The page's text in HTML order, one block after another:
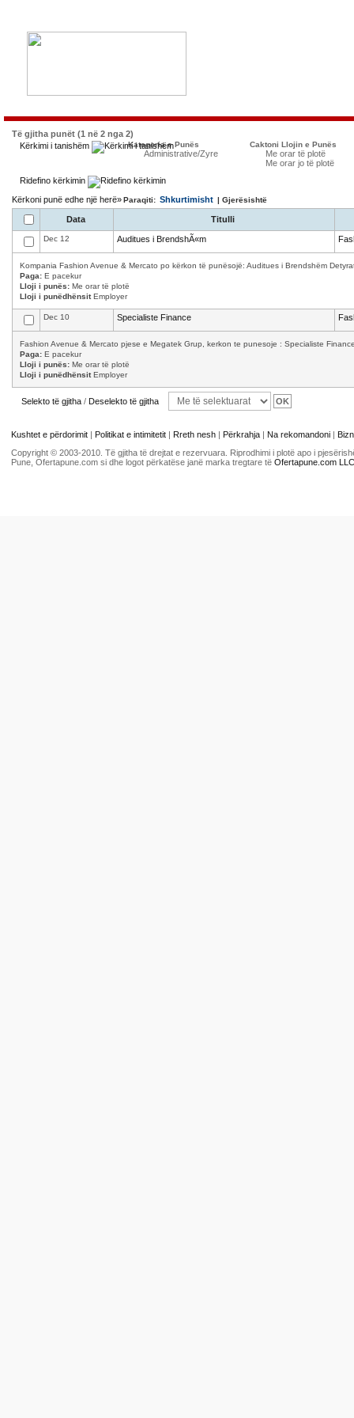
Të gjitha punët (1 në 2 nga 2)
Kërkimi i tanishëm
Kategoria e Punës
Administrative/Zyre
Caktoni Llojin e Punës
Me orar të plotë
Me orar jo të plotë
Ridefino kërkimin
Kërkoni punë edhe një herë»Paraqiti: Shkurtimisht | Gjerësishtë
Data Titulli
Dec 12 Auditues i BrendshÃ«m
Kompania Fashion Avenue & Mercato po kërkon të punësojë: Auditues i Brendshëm
Paga: E pacekur
Lloji i punës: Me orar të plotë
Lloji i punëdhënsitEmployer
Dec 10 Specialiste Finance
Fashion Avenue & Mercato pjese e Megatek Grup, kerkon te punesoje : Specialiste
Paga: E pacekur
Lloji i punës: Me orar të plotë
Lloji i punëdhënsitEmployer
Selekto të gjitha / Deselekto të gjitha
Kushtet e përdorimit | Politikat e intimitetit | Rreth nesh | Përkrahja | Na rekomandoni |
Copyright © 2003-2010. Të gjitha të drejtat e rezervuara. Riprodhimi i plotë apo i
Pune, Ofertapune.com si dhe logot përkatëse janë marka tregtare të Ofertapune.com LLC